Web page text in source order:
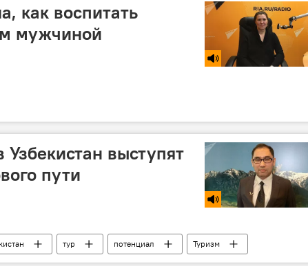
как воспитать
мужчиной
выступят
пути
тур потенциал Туризм